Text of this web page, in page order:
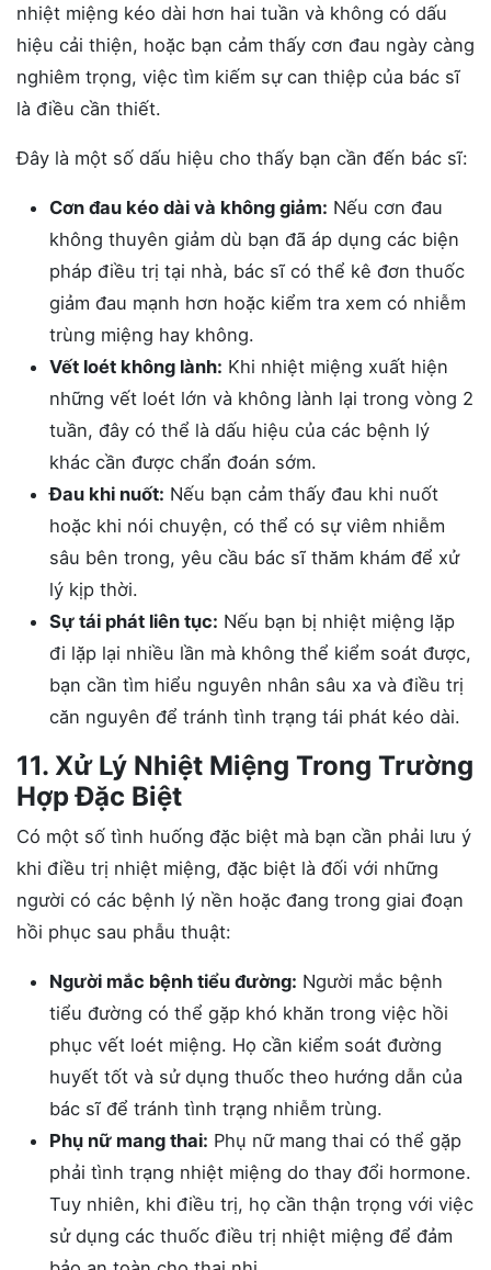
nhiệt miệng kéo dài hơn hai tuần và không có dấu
hiệu cải thiện, hoặc bạn cảm thấy cơn đau ngày càng
nghiêm trọng, việc tìm kiếm sự can thiệp của bác sĩ
là điều cần thiết.
Đây là một số dấu hiệu cho thấy bạn cần đến bác sĩ:
Cơn đau kéo dài và không giảm: Nếu cơn đau
không thuyên giảm dù bạn đã áp dụng các biện
pháp điều trị tại nhà, bác sĩ có thể kê đơn thuốc
giảm đau mạnh hơn hoặc kiểm tra xem có nhiễm
trùng miệng hay không.
Vết loét không lành: Khi nhiệt miệng xuất hiện
những vết loét lớn và không lành lại trong vòng 2
tuần, đây có thể là dấu hiệu của các bệnh lý
khác cần được chẩn đoán sớm.
Đau khi nuốt: Nếu bạn cảm thấy đau khi nuốt
hoặc khi nói chuyện, có thể có sự viêm nhiễm
sâu bên trong, yêu cầu bác sĩ thăm khám để xử
lý kịp thời.
Sự tái phát liên tục: Nếu bạn bị nhiệt miệng lặp
đi lặp lại nhiều lần mà không thể kiểm soát được,
bạn cần tìm hiểu nguyên nhân sâu xa và điều trị
căn nguyên để tránh tình trạng tái phát kéo dài.
11. Xử Lý Nhiệt Miệng Trong Trường
Hợp Đặc Biệt
Có một số tình huống đặc biệt mà bạn cần phải lưu ý
khi điều trị nhiệt miệng, đặc biệt là đối với những
người có các bệnh lý nền hoặc đang trong giai đoạn
hồi phục sau phẫu thuật:
Người mắc bệnh tiểu đường: Người mắc bệnh
tiểu đường có thể gặp khó khăn trong việc hồi
phục vết loét miệng. Họ cần kiểm soát đường
huyết tốt và sử dụng thuốc theo hướng dẫn của
bác sĩ để tránh tình trạng nhiễm trùng.
Phụ nữ mang thai: Phụ nữ mang thai có thể gặp
phải tình trạng nhiệt miệng do thay đổi hormone.
Tuy nhiên, khi điều trị, họ cần thận trọng với việc
sử dụng các thuốc điều trị nhiệt miệng để đảm